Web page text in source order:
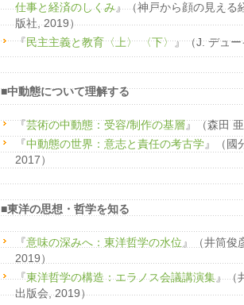
仕事と経済のしくみ』（神戸から顔の見える
版社, 2019）
『民主主義と教育〈上〉 〈下〉』（J. デュ
■中動態について理解する
『芸術の中動態：受容/制作の基層』（森田
『中動態の世界：意志と責任の考古学』（國
2017）
■東洋の思想・哲学を知る
『意味の深みへ：東洋哲学の水位』（井筒俊
2019）
『東洋哲学の構造：エラノス会議講演集』（
出版会, 2019）